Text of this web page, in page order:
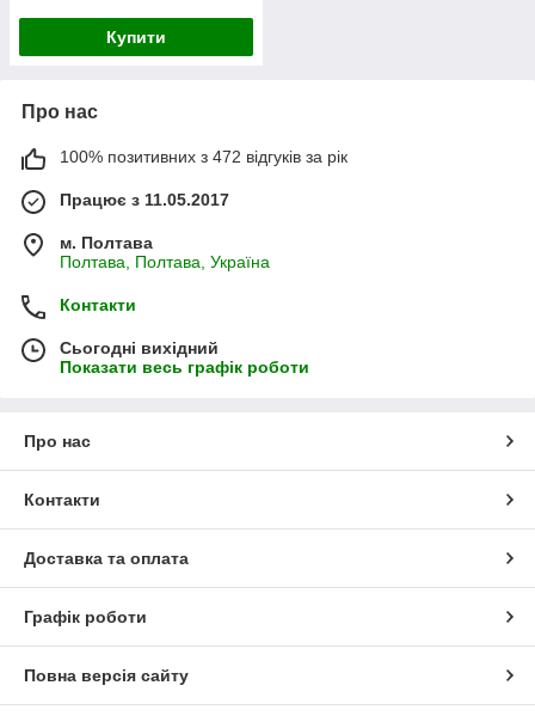
Купити
Про нас
100% позитивних з 472 відгуків за рік
Працює з 11.05.2017
м. Полтава
Полтава, Полтава, Україна
Контакти
Сьогодні вихідний
Показати весь графік роботи
Про нас
Контакти
Доставка та оплата
Графік роботи
Повна версія сайту